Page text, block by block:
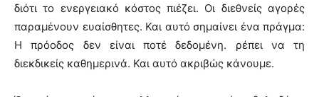
διότι το ενεργειακό κόστος πιέζει. Οι διεθνείς αγορές
παραμένουν ευαίσθητες. Και αυτό σημαίνει ένα πράγμα:
Η πρόοδος δεν είναι ποτέ δεδομένη. ρέπει να τη
διεκδικείς καθημερινά. Και αυτό ακριβώς κάνουμε.